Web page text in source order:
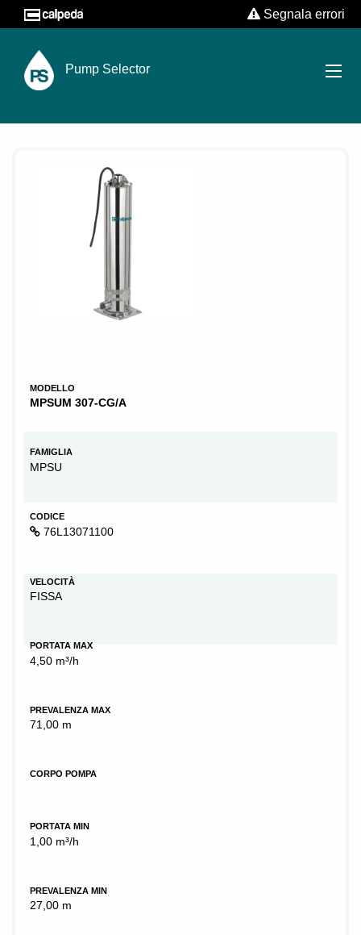
Segnala errori
Pump Selector
MODELLO
MPSUM 307-CG/A
FAMIGLIA
MPSU
CODICE
76L13071100
VELOCITÀ
FISSA
PORTATA MAX
4,50 m³/h
PREVALENZA MAX
71,00 m
CORPO POMPA
PORTATA MIN
1,00 m³/h
PREVALENZA MIN
27,00 m